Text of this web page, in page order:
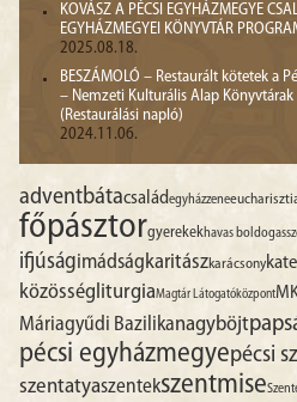
KOVÁSZ A PÉCSI EGYHÁZMEGYE
EGYHÁZMEGYEI KÖNYVTÁR
2025.08.18.
BESZÁMOLÓ – Restaurált kötetek a
– Nemzeti Kulturális Alap
(Restaurálási napló)
2024.11.06.
adventbátacsaládegyházzene
főpásztorgyerekekhavas
ifjúságimádságkaritászkarácsony
közösségliturgiaMagtár Látogatóközpont
Máriagyűdi Bazilikanagyböjt
pécsi egyházmegyepécsi
szentatyaszentekszentmise